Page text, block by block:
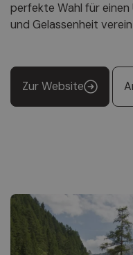
perfekte Wahl für
und Gelassenheit
Zur Website